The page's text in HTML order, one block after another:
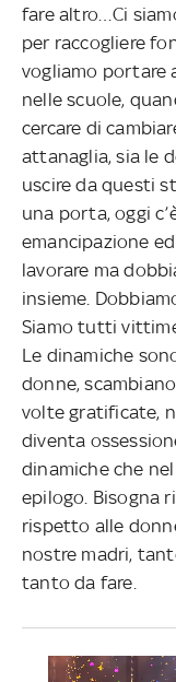
fare altro…Ci
per raccogliere
vogliamo portare
nelle scuole,
cercare di
attanaglia, sia le
uscire da questi
una porta, oggi
emancipazione
lavorare ma
insieme.
Siamo tutti
Le dinamiche
donne,
volte gratificate,
diventa
dinamiche che
epilogo. Bisogna
rispetto alle
nostre madri,
tanto da fare.